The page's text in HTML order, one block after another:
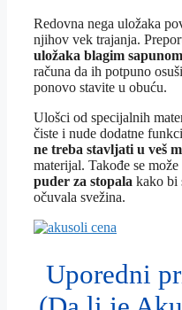
Redovna nega uložaka
njihov vek trajanja.
uložaka blagim
računa da ih potpuno
ponovo stavite u obuću.
Ulošci od specijalnih
čiste i nude dodatne
ne treba stavljati u veš
materijal. Takođe se
puder za stopala kako bi
očuvala svežina.
Uporedni